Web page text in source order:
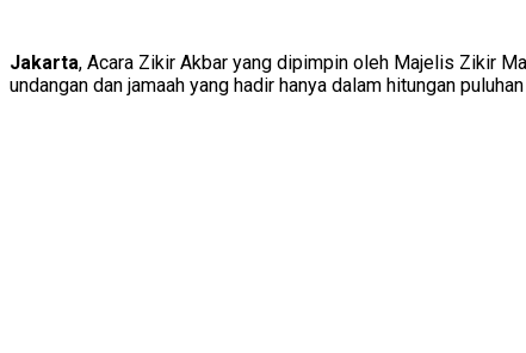
Jakarta, Acara Zikir Akbar yang dipimpin oleh Majelis Zikir
undangan dan jamaah yang hadir hanya dalam hitungan